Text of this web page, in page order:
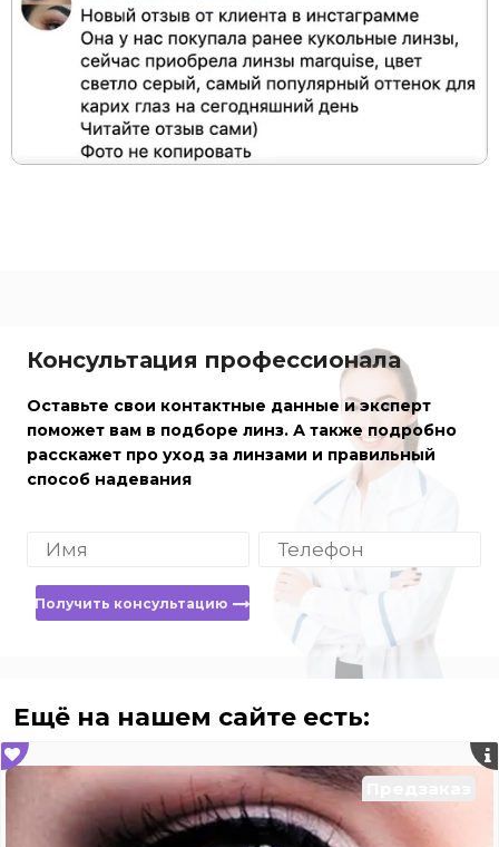
Консультация профессионала
Оставьте свои контактные данные и эксперт
поможет вам в подборе линз. А также подробно
расскажет про уход за линзами и правильный
способ надевания
Получить консультацию
Ещё на нашем сайте есть: